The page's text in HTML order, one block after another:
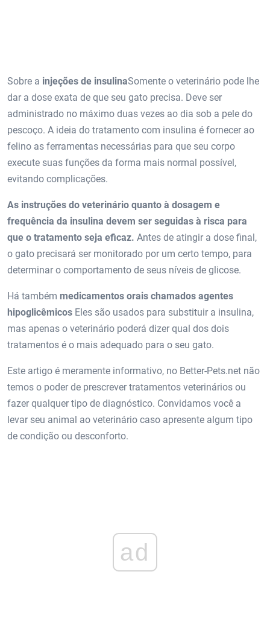
Sobre a injeções de insulinaSomente o veterinário pode lhe
dar a dose exata de que seu gato precisa. Deve ser
administrado no máximo duas vezes ao dia sob a pele do
pescoço. A ideia do tratamento com insulina é fornecer ao
felino as ferramentas necessárias para que seu corpo
execute suas funções da forma mais normal possível,
evitando complicações.
As instruções do veterinário quanto à dosagem e
frequência da insulina devem ser seguidas à risca para
que o tratamento seja eficaz. Antes de atingir a dose final,
o gato precisará ser monitorado por um certo tempo, para
determinar o comportamento de seus níveis de glicose.
Há também medicamentos orais chamados agentes
hipoglicêmicos Eles são usados ​​para substituir a insulina,
mas apenas o veterinário poderá dizer qual dos dois
tratamentos é o mais adequado para o seu gato.
Este artigo é meramente informativo, no Better-Pets.net não
temos o poder de prescrever tratamentos veterinários ou
fazer qualquer tipo de diagnóstico. Convidamos você a
levar seu animal ao veterinário caso apresente algum tipo
de condição ou desconforto.
ad